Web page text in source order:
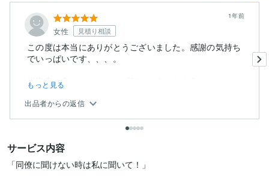
女性 見積り相談
1年前
この度は本当にありがとうございました。感謝の気持ち
でいっぱいです、、、。
指導案を書きなれておらず何をどうしたら良いか...
もっと見る
出品者からの返信
サービス内容
「同僚に聞けない時は私に聞いて！」